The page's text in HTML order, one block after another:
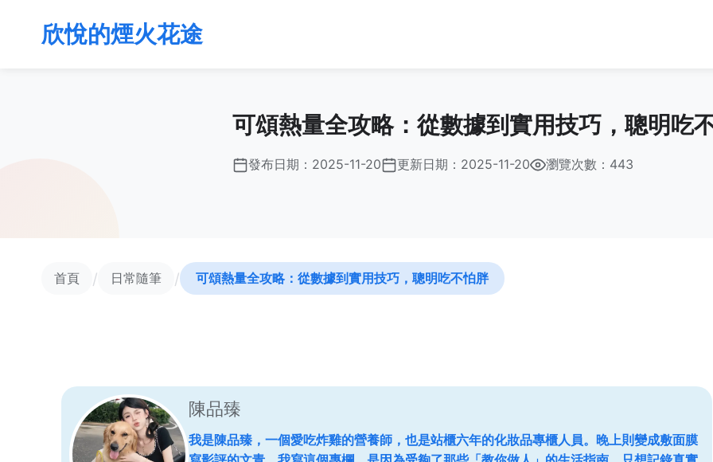
欣悅的煙火花途
可頌熱量全攻略：從數據到實用技巧，聰明吃
發布日期： 2025-11-20 更新日期： 2025-11-20 瀏覽次數：443
首頁 / 日常隨筆 / 可頌熱量全攻略：從數據到實用技巧，聰明吃不怕胖
陳品臻
我是陳品臻，一個愛吃炸雞的營養師，也是站櫃六年的化妝品專櫃人員。晚上則變成敷面膜